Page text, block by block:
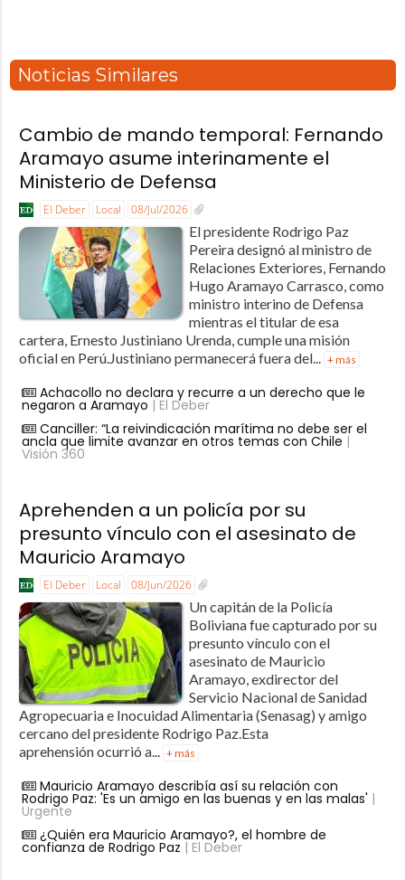
Noticias Similares
Cambio de mando temporal: Fernando
Aramayo asume interinamente el
Ministerio de Defensa
El Deber Local 08/Jul/2026
El presidente Rodrigo Paz
Pereira designó al ministro de
Relaciones Exteriores, Fernando
Hugo Aramayo Carrasco, como
ministro interino de Defensa
mientras el titular de esa
cartera, Ernesto Justiniano Urenda, cumple una misión
oficial en Perú.Justiniano permanecerá fuera del... + más
Achacollo no declara y recurre a un derecho que le
negaron a Aramayo | El Deber
Canciller: “La reivindicación marítima no debe ser el
ancla que limite avanzar en otros temas con Chile |
Visión 360
Aprehenden a un policía por su
presunto vínculo con el asesinato de
Mauricio Aramayo
El Deber Local 08/Jun/2026
Un capitán de la Policía
Boliviana fue capturado por su
presunto vínculo con el
asesinato de Mauricio
Aramayo, exdirector del
Servicio Nacional de Sanidad
Agropecuaria e Inocuidad Alimentaria (Senasag) y amigo
cercano del presidente Rodrigo Paz.Esta
aprehensión ocurrió a...
+ más
Mauricio Aramayo describía así su relación con
Rodrigo Paz: 'Es un amigo en las buenas y en las malas' |
Urgente
¿Quién era Mauricio Aramayo?, el hombre de
confianza de Rodrigo Paz | El Deber